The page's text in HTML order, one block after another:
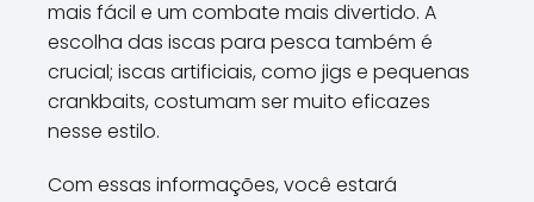
mais fácil e um combate mais divertido. A
escolha das iscas para pesca também é
crucial; iscas artificiais, como jigs e pequenas
crankbaits, costumam ser muito eficazes
nesse estilo.
Com essas informações, você estará